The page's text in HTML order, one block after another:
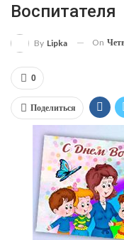
Воспитателя
By Lipka On
0
Поделиться